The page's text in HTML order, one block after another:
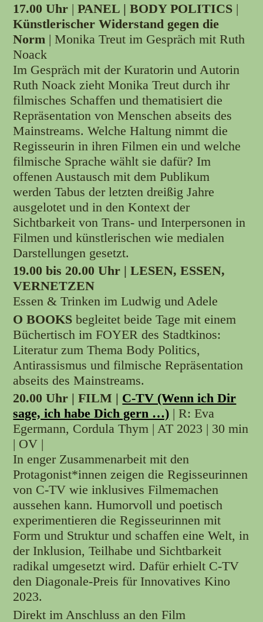
17.00 Uhr |PANEL | BODY POLITICS |
Künstlerischer Widerstand gegen die
Norm | Monika Treut im Gespräch mit Ruth
Noack
Im Gespräch mit der Kuratorin und Autorin
Ruth Noack zieht Monika Treut durch ihr
filmisches Schaffen und thematisiert die
Repräsentation von Menschen abseits des
Mainstreams. Welche Haltung nimmt die
Regisseurin in ihren Filmen ein und welche
filmische Sprache wählt sie dafür? Im
offenen Austausch mit dem Publikum
werden Tabus der letzten dreißig Jahre
ausgelotet und in den Kontext der
Sichtbarkeit von Trans- und Interpersonen in
Filmen und künstlerischen wie medialen
Darstellungen gesetzt.
19.00 bis 20.00 Uhr | LESEN, ESSEN,
VERNETZEN
Essen & Trinken im Ludwig und Adele
O BOOKS begleitet beide Tage mit einem
Büchertisch im FOYER des Stadtkinos:
Literatur zum Thema Body Politics,
Antirassismus und filmische Repräsentation
abseits des Mainstreams.
20.00 Uhr | FILM | C-TV (Wenn ich Dir
sage, ich habe Dich gern …) | R: Eva
Egermann, Cordula Thym | AT 2023 | 30 min
| OV |
In enger Zusammenarbeit mit den
Protagonist*innen zeigen die Regisseurinnen
von C-TV wie inklusives Filmemachen
aussehen kann. Humorvoll und poetisch
experimentieren die Regisseurinnen mit
Form und Struktur und schaffen eine Welt, in
der Inklusion, Teilhabe und Sichtbarkeit
radikal umgesetzt wird. Dafür erhielt C-TV
den Diagonale-Preis für Innovatives Kino
2023.
Direkt im Anschluss an den Film